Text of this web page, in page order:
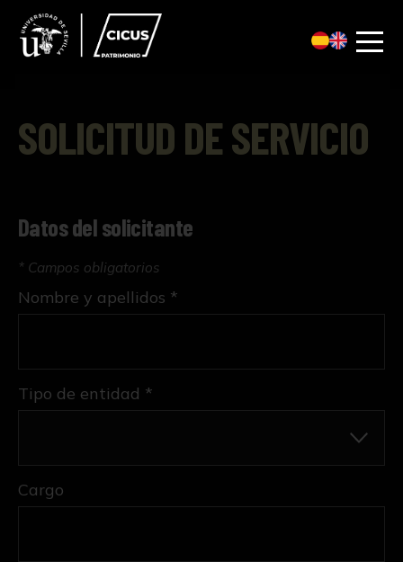
SOLICITUD DE SERVICIO
Datos del solicitante
* Campos obligatorios
Tipo de entidad *
Nombre y apellidos *
Cargo